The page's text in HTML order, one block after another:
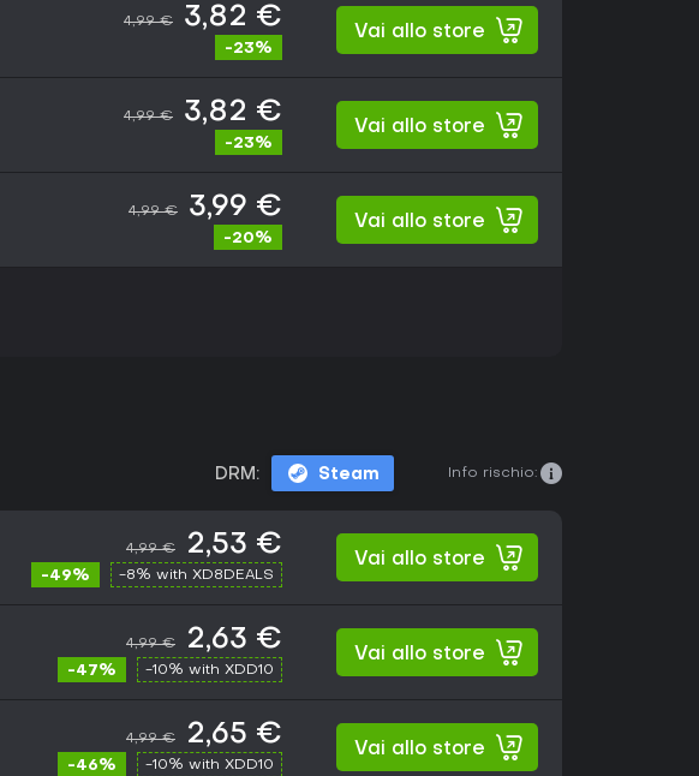
4,99 € 3,82 €
-23%
Vai allo store
4,99 € 3,82 €
-23%
Vai allo store
4,99 € 3,99 €
-20%
Vai allo store
DRM: Steam Info rischio:
4,99 € 2,53 €
-49% -8% with XD8DEALS
Vai allo store
4,99 € 2,63 €
-47% -10% with XDD10
Vai allo store
4,99 € 2,65 €
-46% -10% with XDD10
Vai allo store